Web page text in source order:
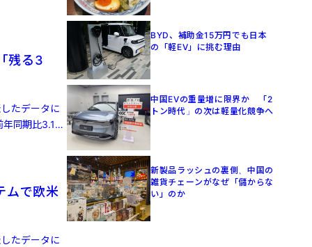
残る3
たデータに
同期比3.1%
ムで欧米
たデータに
BYD、補助金15万円でも日本
の「軽EV」に挑む理由
中国EVの重量増に限界か 「2
トン時代」の次は軽量化競争へ
新製品ラッシュの裏側、中国の
雑貨チェーンがなぜ「儲からな
い」のか